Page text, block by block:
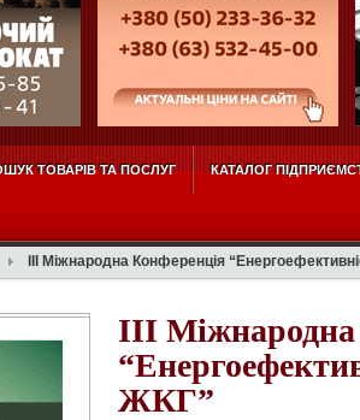
ТОВАРІВ ТА ПОСЛУГ КАТАЛОГ
IIІ Міжнародна Конференція
IIІ
ЖКГ”